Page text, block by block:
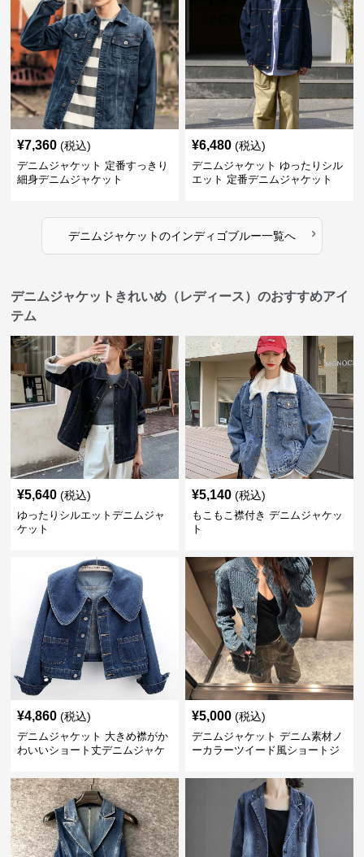
¥7,360 (税込)
デニムジャケット 定番すっきり
細身デニムジャケット
¥6,480 (税込)
デニムジャケット ゆったりシル
エット 定番デニムジャケット
デニムジャケットのインディゴブルー一覧へ ›
デニムジャケットきれいめ（レディース）のおすすめアイ
テム
¥5,640 (税込)
ゆったりシルエットデニムジャ
ケット
¥5,140 (税込)
もこもこ襟付き デニムジャケッ
ト
¥4,860 (税込)
デニムジャケット 大きめ襟がか
わいいショート丈デニムジャケ
¥5,000 (税込)
デニムジャケット デニム素材ノ
ーカラーツイード風ショートジ